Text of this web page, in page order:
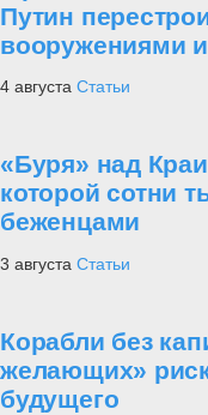
Путин
вооружениями
4 августа Статьи
«Буря» над
которой сотни
беженцами
3 августа Статьи
Корабли без
желающих»
будущего